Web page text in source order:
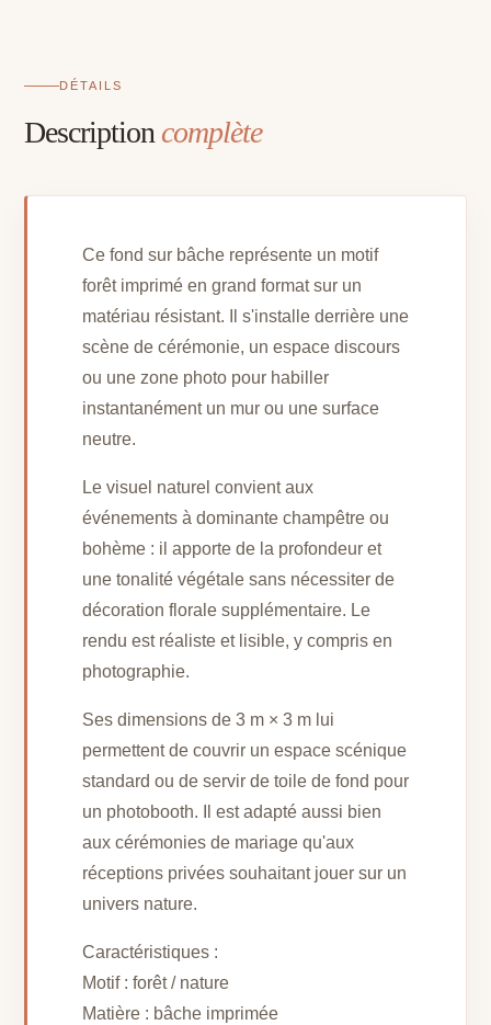
DÉTAILS
Description complète
Ce fond sur bâche représente un motif
forêt imprimé en grand format sur un
matériau résistant. Il s'installe derrière une
scène de cérémonie, un espace discours
ou une zone photo pour habiller
instantanément un mur ou une surface
neutre.
Le visuel naturel convient aux
événements à dominante champêtre ou
bohème : il apporte de la profondeur et
une tonalité végétale sans nécessiter de
décoration florale supplémentaire. Le
rendu est réaliste et lisible, y compris en
photographie.
Ses dimensions de 3 m × 3 m lui
permettent de couvrir un espace scénique
standard ou de servir de toile de fond pour
un photobooth. Il est adapté aussi bien
aux cérémonies de mariage qu'aux
réceptions privées souhaitant jouer sur un
univers nature.
Caractéristiques :
Motif : forêt / nature
Matière : bâche imprimée